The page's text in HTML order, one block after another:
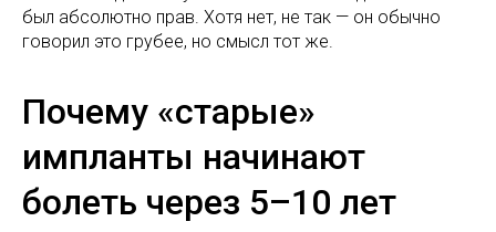
был абсолютно прав. Хотя нет, не так — он обычно
говорил это грубее, но смысл тот же.
Почему «старые»
импланты начинают
болеть через 5–10 лет